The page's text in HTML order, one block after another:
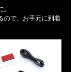
ので、お手元に到着